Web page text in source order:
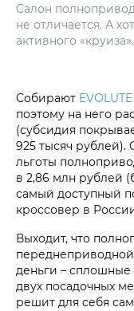
Салон
не отличается. А
активного «круиза».
Собирают
поэтому на него
(субсидия
925 тысяч рублей).
льготы
в 2,86 млн рублей
самый доступный
кроссовер в
Выходит, что
переднеприводной
деньги –
двух посадочных
решит для себя